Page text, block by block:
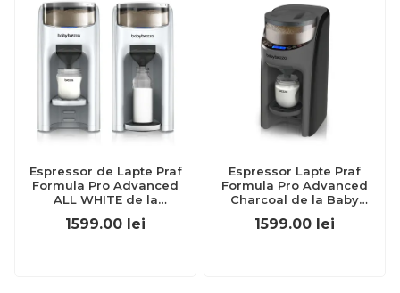
Espressor de Lapte Praf
Formula Pro Advanced
ALL WHITE de la
BabyBrezza
1599.00 lei
Espressor Lapte Praf
Formula Pro Advanced
Charcoal de la Baby
1599.00 lei